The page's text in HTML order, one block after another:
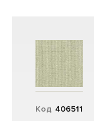
Код 406511